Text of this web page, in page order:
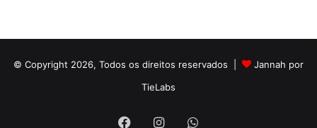
© Copyright 2026, Todos os direitos reservados |
Jannah por
TieLabs
FacebookInstagramWhatsApp